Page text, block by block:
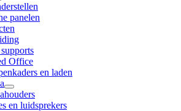
panelen
Office
en laden
en luidsprekers